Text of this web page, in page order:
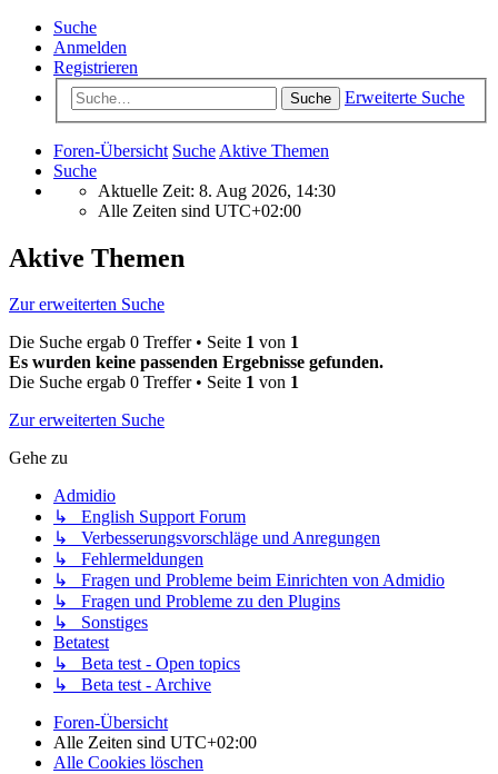
Suche
Anmelden
Registrieren
Suche Erweiterte Suche
Foren-Übersicht Suche Aktive Themen
Suche
Aktuelle Zeit: 8. Aug 2026, 14:30
Alle Zeiten sind UTC+02:00
Aktive Themen
Zur erweiterten Suche
Die Suche ergab 0 Treffer • Seite 1 von 1
Es wurden keine passenden Ergebnisse gefunden.
Die Suche ergab 0 Treffer • Seite 1 von 1
Zur erweiterten Suche
Gehe zu
Admidio
↳ English Support Forum
↳ Verbesserungsvorschläge und Anregungen
↳ Fehlermeldungen
↳ Fragen und Probleme beim Einrichten von Admidio
↳ Fragen und Probleme zu den Plugins
↳ Sonstiges
Betatest
↳ Beta test - Open topics
↳ Beta test - Archive
Foren-Übersicht
Alle Zeiten sind UTC+02:00
Alle Cookies löschen